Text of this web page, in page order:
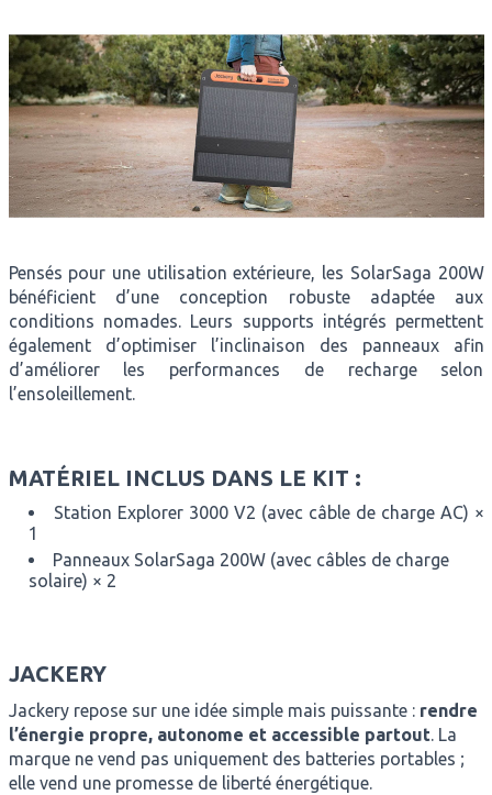
Pensés pour une utilisation extérieure, les SolarSaga 200W
bénéficient d’une conception robuste adaptée aux
conditions nomades. Leurs supports intégrés permettent
également d’optimiser l’inclinaison des panneaux afin
d’améliorer les performances de recharge selon
l’ensoleillement.
MATÉRIEL INCLUS DANS LE KIT :
Station Explorer 3000 V2 (avec câble de charge AC) ×
1
Panneaux SolarSaga 200W (avec câbles de charge
solaire) × 2
JACKERY
Jackery repose sur une idée simple mais puissante : rendre
l’énergie propre, autonome et accessible partout. La
marque ne vend pas uniquement des batteries portables ;
elle vend une promesse de liberté énergétique.